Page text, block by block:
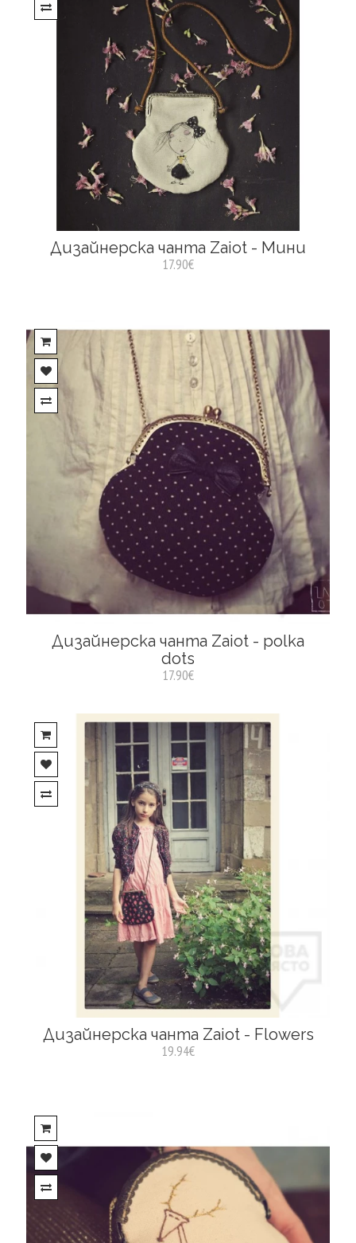
Дизайнерска чанта Zaiot - Mини
17.90€
Дизайнерска чанта Zaiot - polka
dots
17.90€
Дизайнерска чанта Zaiot - Flowers
19.94€